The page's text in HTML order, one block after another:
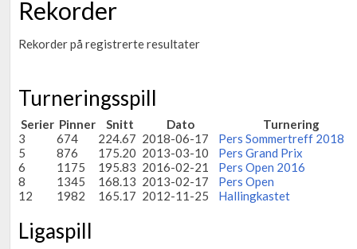
Rekorder
Rekorder på registrerte resultater
Turneringsspill
Serier Pinner Snitt Dato
Turnering
3
674 224.67 2018-06-17
Pers Sommertreff 2018
5
876 175.20 2013-03-10
Pers Grand Prix
6
1175 195.83 2016-02-21
Pers Open 2016
8
1345 168.13 2013-02-17
Pers Open
12
1982 165.17 2012-11-25 Hallingkastet
Ligaspill